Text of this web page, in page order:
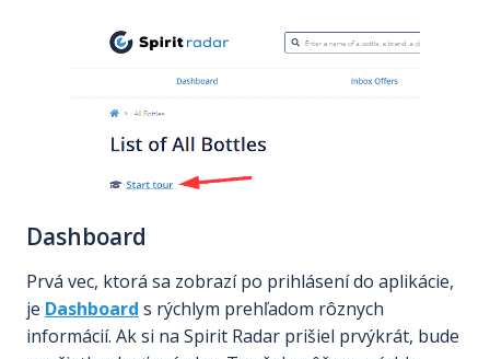
Dashboard
Prvá vec, ktorá sa zobrazí po prihlásení do aplikácie,
je Dashboard s rýchlym prehľadom rôznych
informácií. Ak si na Spirit Radar prišiel prvýkrát, bude